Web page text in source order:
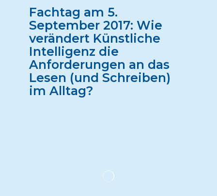
Fachtag am 5.
September 2017: Wie
verändert Künstliche
Intelligenz die
Anforderungen an das
Lesen (und Schreiben)
im Alltag?